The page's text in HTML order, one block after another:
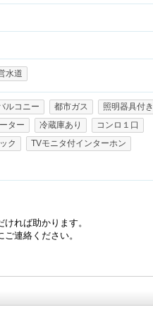
水道
ルコニー 都市ガス
照明器具付き
ター
冷蔵庫あり
コンロ１口
ク
TVモニタ付インターホン
れば助かります。
連絡ください。